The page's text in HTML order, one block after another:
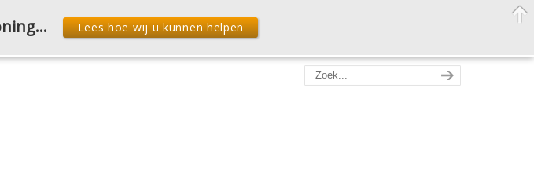
Lees hoe wij u kunnen helpen